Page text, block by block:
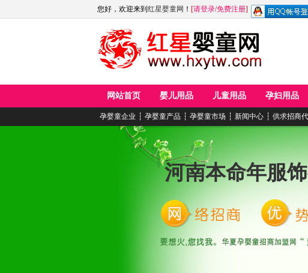
您好，欢迎来到 红星婴童网 ！ [请登录/免费注册]
网站首页 婴儿用品 儿童用品 孕妇用品
孕婴童企业 ┆ 孕婴童产品 ┆ 孕婴童市场 ┆ 新闻中心 ┆ 供求招商
河南本命年服